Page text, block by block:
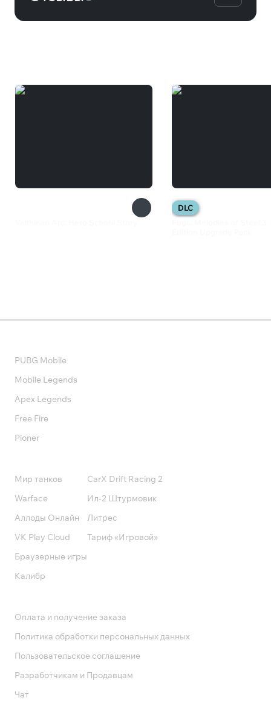
DLC
PUBG Mobile
Mobile Legends
Apex Legends
Free Fire
Pioner
Мир танков
Warface
Аллоды Онлайн
VK Play Cloud
Браузерные игры
Калибр
CarX Drift Racing 2
Ил-2 Штурмовик
Литрес
Тариф «Игровой»
Оплата и получение заказа
Политика обработки персональных данных
Пользовательское соглашение
Разработчикам и Продавцам
Чат